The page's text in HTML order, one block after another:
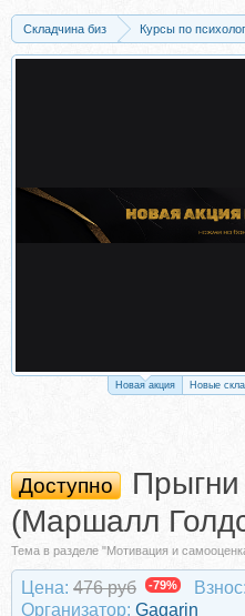
Складчина биз
Курсы по
Мотивация и самооценка
Новая акция Новые
Доступно
(Маршалл
Тема в разделе "Мотивация и
Цена: 476 руб -79% Взнос:
Организатор: Gagarin